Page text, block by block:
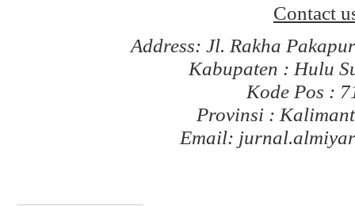
Contact
Address: Jl. Rakha
Kabupaten : Hulu
Kode Pos :
Provinsi :
Email: